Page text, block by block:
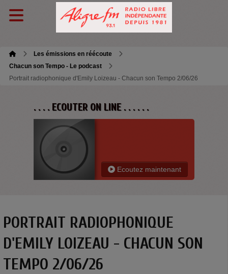
Les émissions en réécoute
Chacun son Tempo - Le podcast
Portrait radiophonique d'Emily Loizeau - Chacun son Tempo 2/06/26
. . . . ECOUTER ON LINE . . . . . .
Ecoutez maintenant
PORTRAIT RADIOPHONIQUE
D'EMILY LOIZEAU - CHACUN SON
TEMPO 2/06/26